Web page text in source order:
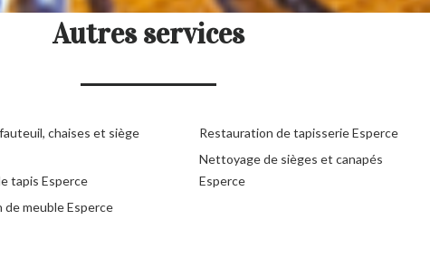
Autres services
chaises et siège
tapis Esperce
de meuble Esperce
Restauration de tapisserie Esperce
Nettoyage de sièges et canapés
Esperce